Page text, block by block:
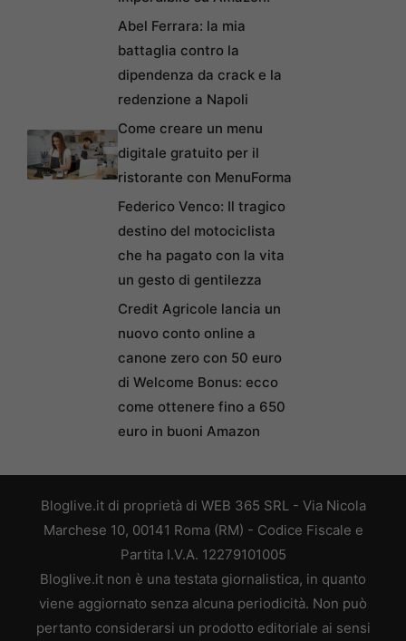
Abel Ferrara: la mia
battaglia contro la
dipendenza da crack e la
redenzione a Napoli
Come creare un menu
digitale gratuito per il
ristorante con MenuForma
Federico Venco: Il tragico
destino del motociclista
che ha pagato con la vita
un gesto di gentilezza
Credit Agricole lancia un
nuovo conto online a
canone zero con 50 euro
di Welcome Bonus: ecco
come ottenere fino a 650
euro in buoni Amazon
Bloglive.it di proprietà di WEB 365 SRL - Via Nicola
Marchese 10, 00141 Roma (RM) - Codice Fiscale e
Partita I.V.A. 12279101005
Bloglive.it non è una testata giornalistica, in quanto
viene aggiornato senza alcuna periodicità. Non può
pertanto considerarsi un prodotto editoriale ai sensi